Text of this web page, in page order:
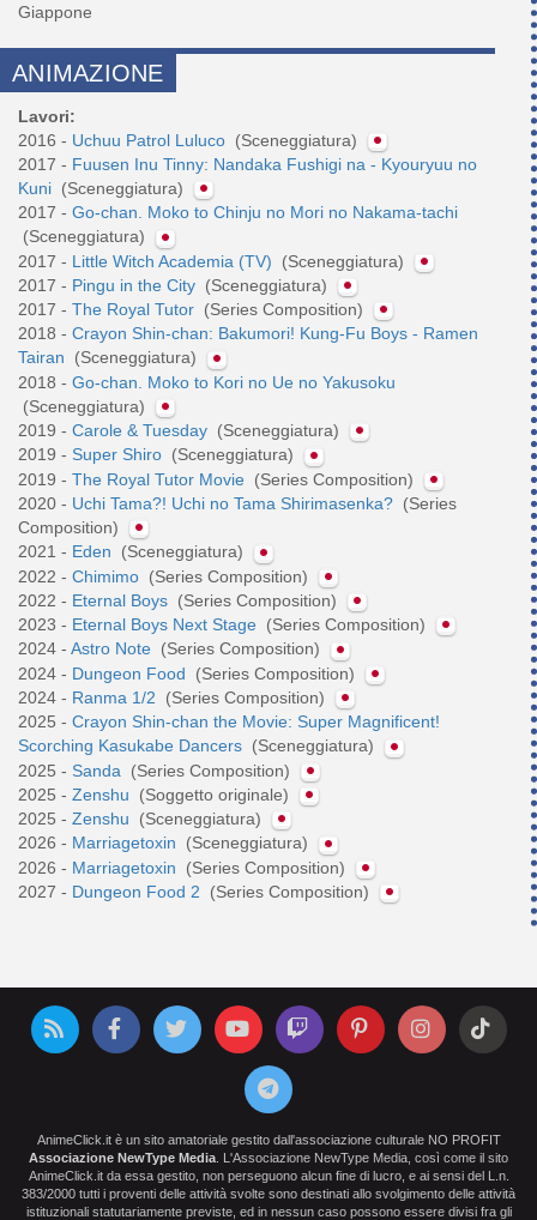
Giappone
ANIMAZIONE
Lavori:
2016 - Uchuu Patrol Luluco (Sceneggiatura)
2017 - Fuusen Inu Tinny: Nandaka Fushigi na - Kyouryuu no
Kuni (Sceneggiatura)
2017 - Go-chan. Moko to Chinju no Mori no Nakama-tachi
(Sceneggiatura)
2017 - Little Witch Academia (TV)
(Sceneggiatura)
2017 - Pingu in the City (Sceneggiatura)
2017 - The Royal Tutor (Series Composition)
2018 - Crayon Shin-chan: Bakumori! Kung-Fu Boys - Ramen
Tairan
(Sceneggiatura)
2018 - Go-chan. Moko to Kori no Ue no Yakusoku
(Sceneggiatura)
2019 - Carole & Tuesday (Sceneggiatura)
2019 - Super Shiro (Sceneggiatura)
2019 - The Royal Tutor Movie (Series Composition)
2020 - Uchi Tama?! Uchi no Tama Shirimasenka? (Series
Composition)
2021 - Eden
(Sceneggiatura)
2022 - Chimimo (Series Composition)
2022 - Eternal Boys (Series Composition)
2023 - Eternal Boys Next Stage (Series Composition)
2024 - Astro Note (Series Composition)
2024 - Dungeon Food
(Series Composition)
2024 - Ranma 1/2
(Series Composition)
2025 - Crayon Shin-chan the Movie: Super Magnificent!
Scorching Kasukabe Dancers (Sceneggiatura)
2025 - Sanda
(Series Composition)
2025 - Zenshu
(Soggetto originale)
2025 - Zenshu
(Sceneggiatura)
2026 - Marriagetoxin
(Sceneggiatura)
2026 - Marriagetoxin
(Series Composition)
2027 - Dungeon Food 2 (Series Composition)
AnimeClick.it è un sito amatoriale gestito dall'associazione culturale NO PROFIT
Associazione NewType Media . L'Associazione NewType Media, così come il sito
AnimeClick.it da essa gestito, non perseguono alcun fine di lucro, e ai sensi del L.n.
383/2000 tutti i proventi delle attività svolte sono destinati allo svolgimento delle attività
istituzionali statutariamente previste, ed in nessun caso possono essere divisi fra gli